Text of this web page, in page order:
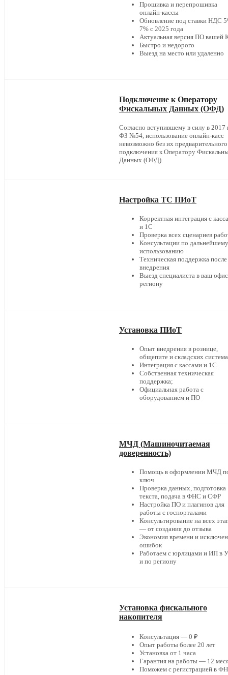
Прошивка и перепрошивка
онлайн-кассы
Обновление под ставки НДС
7% с 2025 года
Актуальная версия ПО вашей
Быстро и недорого
Выезд на место или удаленно
Подключение к Оператору
Фискальных Данных (ОФД)
Согласно вступившему в силу в 2017
ФЗ №54, использование онлайн-касс
невозможно без их предварительного
подключения к Оператору
Данных (ОФД).
Настройка ТС ПИоТ
Корректная интеграция с
и 1С
Проверка всех сценариев
Консультации по дальнейшему
использованию
Техническая поддержка после
внедрения
Выезд специалиста в ваш
региону
Установка ПИоТ
Опыт внедрения в рознице,
общепите и складских
Интеграция с кассами и 1С
Собственная техническая
поддержка;
Официальная работа с
оборудованием и ПО
МЧД (Машиночитаемая
доверенность)
Помощь в оформлении МЧД
ключ
Проверка данных, подготовка
текста, подача в ФНС и СФР
Настройка ПО и плагинов для
работы с госпорталами
Консультирование на всех
— от создания до отзыва
Экономия времени и
ошибок
Работаем с юрлицами и ИП в
и по региону
Установка фискального
накопителя
Консультация — 0 ₽
Опыт работы более 20 лет
Установка от 1 часа
Гарантия на работы — 12
Поможем с регистрацией в